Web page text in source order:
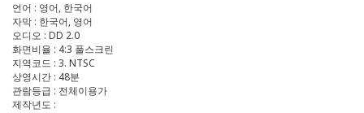
언어 : 영어, 한국어
자막 : 한국어, 영어
오디오 : DD 2.0
화면비율 : 4:3 풀스크린
지역코드 : 3. NTSC
상영시간 : 48분
관람등급 : 전체이용가
제작년도 :